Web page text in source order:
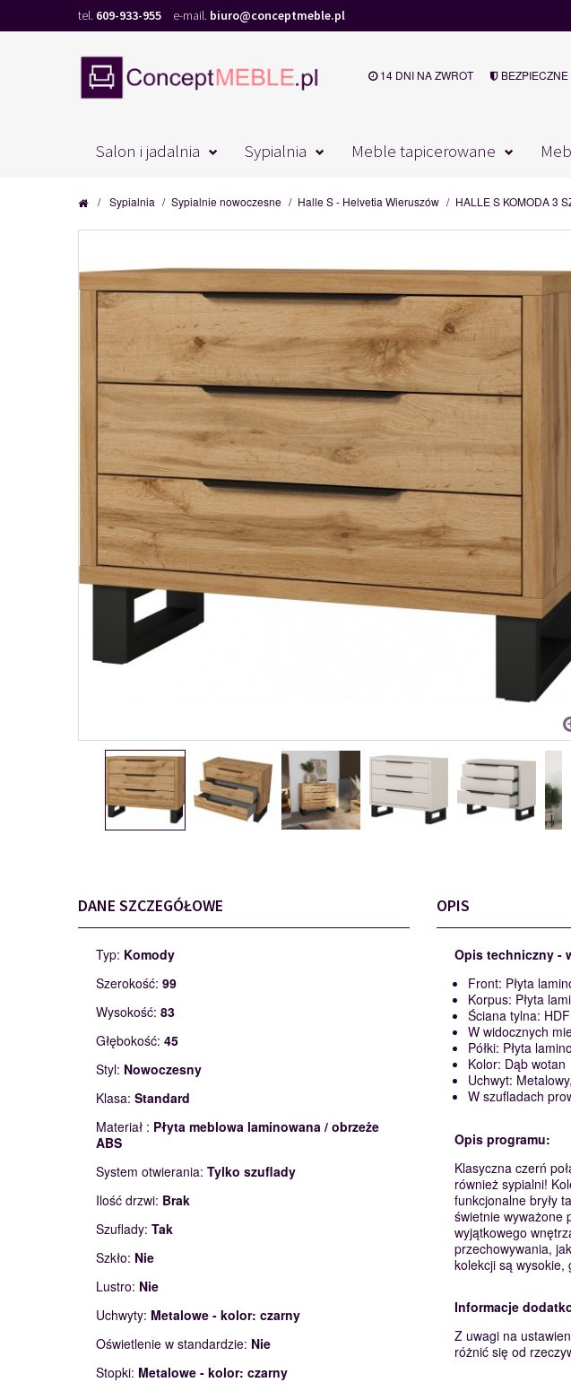
tel. 609-933-955 e-mail. biuro@conceptmeble.pl
14 DNI NA ZWROT
Salon i jadalnia Sypialnia Meble tapicerowane
/ Sypialnia / Sypialnie nowoczesne / Halle S - Helvetia Wieruszów / HALLE S KOMODA 3
DANE SZCZEGÓŁOWE
Typ: Komody
Szerokość: 99
Wysokość: 83
Głębokość: 45
Styl: Nowoczesny
Klasa: Standard
Materiał : Płyta meblowa laminowana / obrzeże
ABS
System otwierania: Tylko szuflady
Ilość drzwi: Brak
Szuflady: Tak
Szkło: Nie
Lustro: Nie
Uchwyty: Metalowe - kolor: czarny
Oświetlenie w standardzie: Nie
Stopki: Metalowe - kolor: czarny
OPIS
Opis techniczny -
Front: Płyta
Korpus: Płyta
Ściana tylna:
W widocznych
Półki: Płyta
Kolor: Dąb wotan
Uchwyt:
W szufladach
Opis programu:
Klasyczna czerń
również sypialni!
funkcjonalne bryły
świetnie wyważone
wyjątkowego
przechowywania,
kolekcji są
Informacje
Z uwagi na
różnić się od